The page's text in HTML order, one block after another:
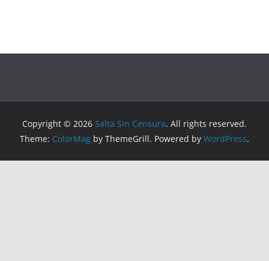
Copyright © 2026 Salta Sin Censura. All rights reserved.
Theme: ColorMag by ThemeGrill. Powered by WordPress.